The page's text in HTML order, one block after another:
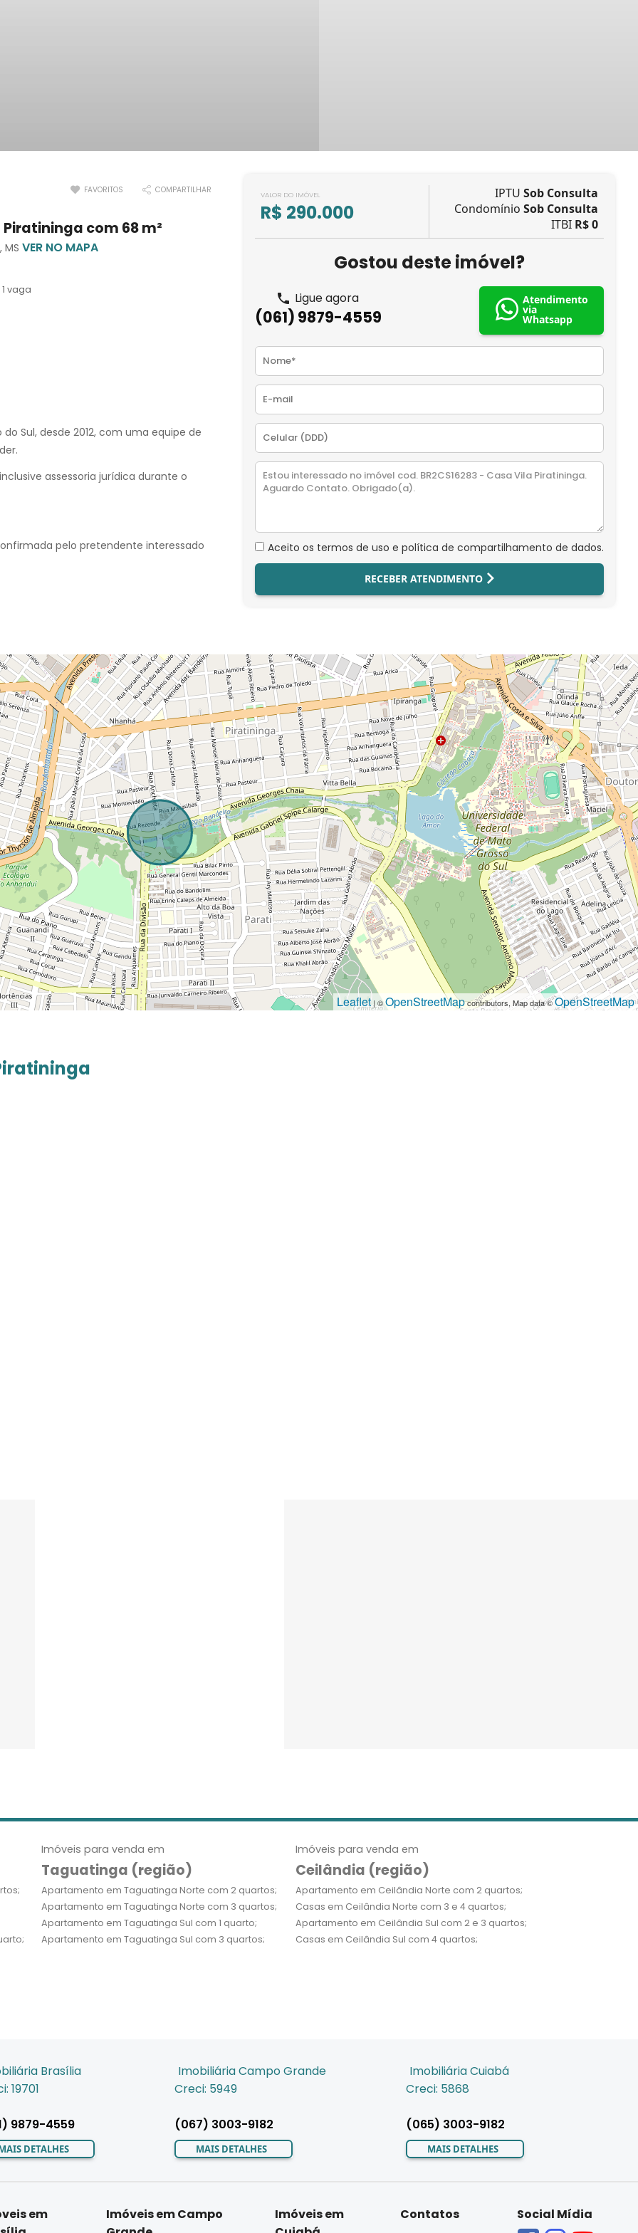
FAVORITOS COMPARTILHAR
com 68 m²
MSVER NO MAPA
1 vaga
Sul, desde 2012, com uma equipe de
assessoria jurídica durante o
pelo pretendente interessado
VALOR DO IMÓVEL
R$ 290.000
IPTU Sob Consulta
Condomínio Sob Consulta
ITBI R$ 0
Gostou deste imóvel?
Ligue agora
(061) 9879-4559
Atendimento
via
Whatsapp
Aceito os termos de uso e política de compartilhamento de dados.
RECEBER ATENDIMENTO
Leaflet| ©OpenStreetMapcontributors, Map data ©OpenStreetMap
Imóveis para venda em
Taguatinga (região)
Apartamento em Taguatinga Norte com 2 quartos;
Apartamento em Taguatinga Norte com 3 quartos;
Apartamento em Taguatinga Sul com 1 quarto;
Apartamento em Taguatinga Sul com 3 quartos;
Imóveis para venda em
Ceilândia (região)
Apartamento em Ceilândia Norte com 2 quartos;
Casas em Ceilândia Norte com 3 e 4 quartos;
Apartamento em Ceilândia Sul com 2 e 3 quartos;
Casas em Ceilândia Sul com 4 quartos;
Brasília
19701
9879-4559
DETALHES
Imobiliária Campo Grande
Creci: 5949
(067) 3003-9182
MAIS DETALHES
Imobiliária Cuiabá
Creci: 5868
(065) 3003-9182
MAIS DETALHES
em
Imóveis em Campo
Imóveis em
Contatos
Social Mídia